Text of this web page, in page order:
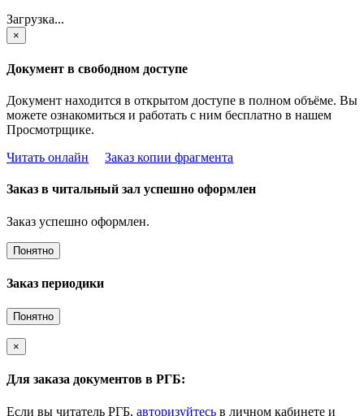
Загрузка...
×
Документ в свободном доступе
Документ находится в открытом доступе в полном объёме. Вы
можете ознакомиться и работать с ним бесплатно в нашем
Просмотрщике.
Читать онлайн
Заказ копии фрагмента
Заказ в читальный зал успешно оформлен
Заказ успешно оформлен.
Понятно
Заказ периодики
Понятно
×
Для заказа документов в РГБ:
Если вы читатель РГБ, авторизуйтесь в личном кабинете и